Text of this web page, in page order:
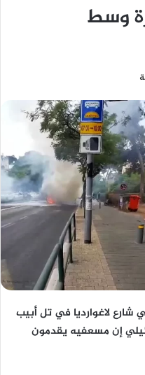
وسط
شارع لاغوارديا في تل أبيب
إن مسعفيه يقدمون